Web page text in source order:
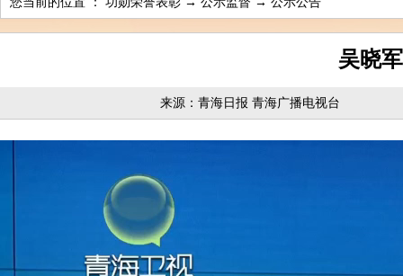
吴晓
来源：青海日报 青海广播电视台